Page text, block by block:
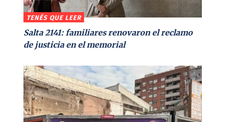
TENÉS QUE LEER
Salta 2141: familiares renovaron el reclamo
de justicia en el memorial